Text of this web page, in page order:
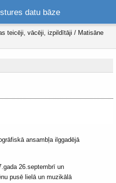
datu bāze
teicēji, vācēji, izpildītāji / Matisāne
ansambļa ilggadējā
26.septembrī un
pusē lielā un muzikālā